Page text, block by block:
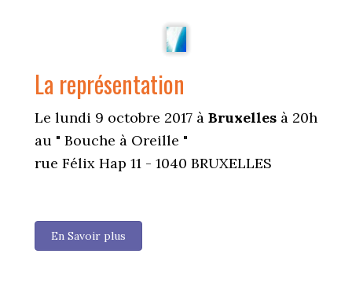
La représentation
Le lundi 9 octobre 2017 à Bruxelles à 20h
au " Bouche à Oreille "
rue Félix Hap 11 - 1040 BRUXELLES
En Savoir plus